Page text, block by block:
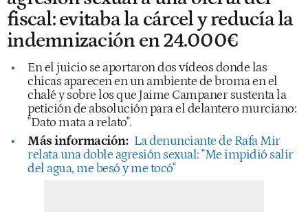
fiscal: evitaba la cárcel y reducía la
indemnización en 24.000€
En el juicio se aportaron dos vídeos donde las
chicas aparecen en un ambiente de broma en el
chalé y sobre los que Jaime Campaner sustenta la
petición de absolución para el delantero murciano:
"Dato mata a relato".
Más información: La denunciante de Rafa Mir
relata una doble agresión sexual: "Me impidió salir
del agua, me besó y me tocó"